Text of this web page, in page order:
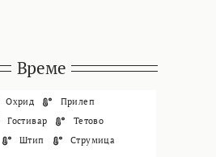
Време
Охрид
Прилеп
Гостивар
Тетово
Штип
Струмица